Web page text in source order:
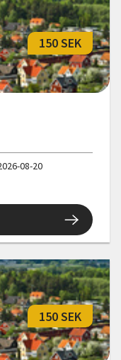
150 SEK
08-20
150 SEK